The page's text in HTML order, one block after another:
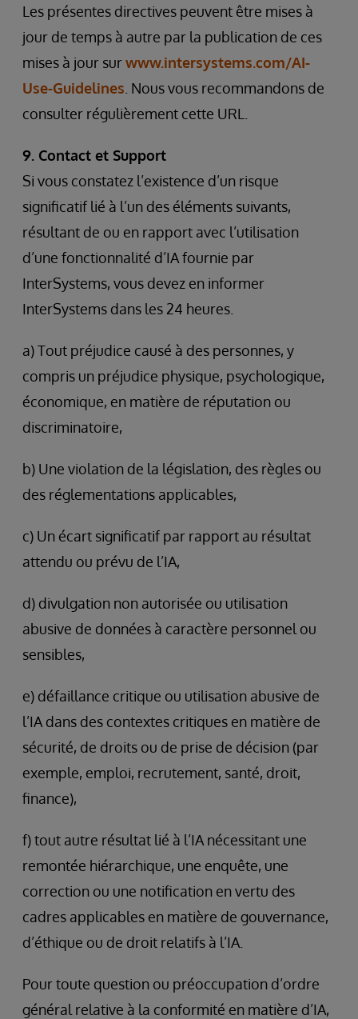
Les présentes directives peuvent être mises à
jour de temps à autre par la publication de ces
mises à jour surwww.intersystems.com/AI-
Use-Guidelines . Nous vous recommandons de
consulter régulièrement cette URL.
9. Contact et Support
Si vous constatez l’existence d’un risque
significatif lié à l’un des éléments suivants,
résultant de ou en rapport avec l’utilisation
d’une fonctionnalité d’IA fournie par
InterSystems, vous devez en informer
InterSystems dans les 24 heures.
a) Tout préjudice causé à des personnes, y
compris un préjudice physique, psychologique,
économique, en matière de réputation ou
discriminatoire,
b) Une violation de la législation, des règles ou
des réglementations applicables,
c) Un écart significatif par rapport au résultat
attendu ou prévu de l’IA,
d) divulgation non autorisée ou utilisation
abusive de données à caractère personnel ou
sensibles,
e) défaillance critique ou utilisation abusive de
l’IA dans des contextes critiques en matière de
sécurité, de droits ou de prise de décision (par
exemple, emploi, recrutement, santé, droit,
finance),
f) tout autre résultat lié à l’IA nécessitant une
remontée hiérarchique, une enquête, une
correction ou une notification en vertu des
cadres applicables en matière de gouvernance,
d’éthique ou de droit relatifs à l’IA.
Pour toute question ou préoccupation d’ordre
général relative à la conformité en matière d’IA,